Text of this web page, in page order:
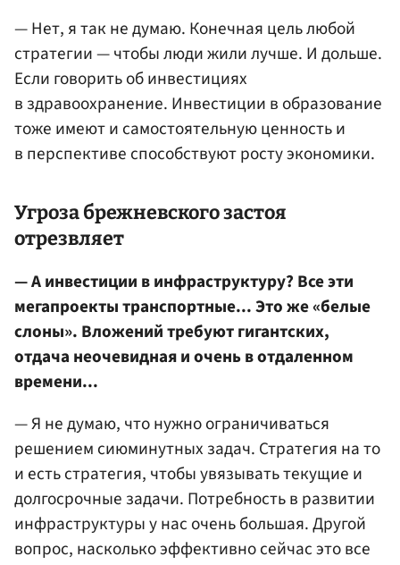
— Нет, я так не думаю. Конечная цель любой
стратегии — чтобы люди жили лучше. И дольше.
Если говорить об инвестициях
в здравоохранение. Инвестиции в образование
тоже имеют и самостоятельную ценность и
в перспективе способствуют росту экономики.
Угроза брежневского застоя
отрезвляет
— А инвестиции в инфраструктуру? Все эти
мегапроекты транспортные... Это же «белые
слоны». Вложений требуют гигантских,
отдача неочевидная и очень в отдаленном
времени...
— Я не думаю, что нужно ограничиваться
решением сиюминутных задач. Стратегия на то
и есть стратегия, чтобы увязывать текущие и
долгосрочные задачи. Потребность в развитии
инфраструктуры у нас очень большая. Другой
вопрос, насколько эффективно сейчас это все